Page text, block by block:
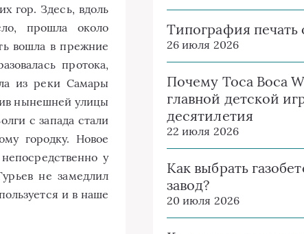
гор. Здесь, вдоль
прошла около
вошла в прежние
протока,
из реки Самары
нынешней улицы
с запада стали
городку. Новое
у
не замедлил
и в наше
Типография печать
26 июля 2026
Почему Toca Boca
главной детской
десятилетия
22 июля 2026
Как выбрать
завод?
20 июля 2026